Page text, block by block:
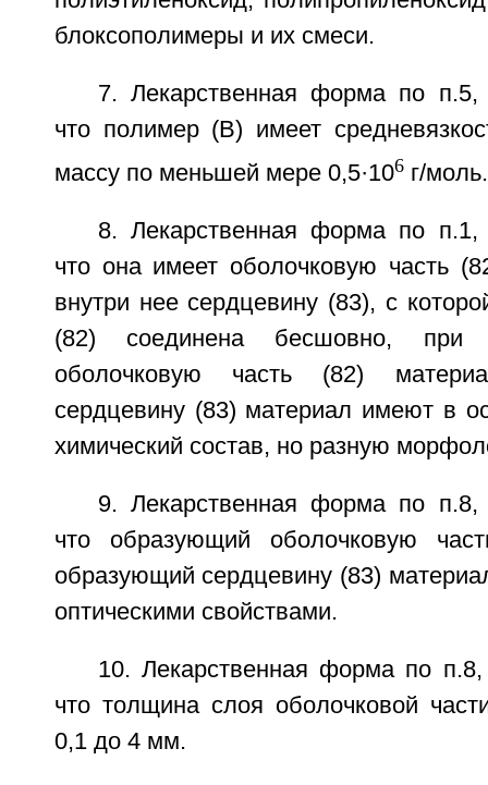
блоксополимеры и их смеси.
7. Лекарственная форма по
что полимер (В) имеет
массу по меньшей мере 0,5·106г/моль.
8. Лекарственная форма по
что она имеет оболочковую часть
внутри нее сердцевину (83), с
(82) соединена бесшовно, при
оболочковую часть (82)
сердцевину (83) материал имеют в
химический состав, но разную
9. Лекарственная форма по
что образующий оболочковую
образующий сердцевину (83)
оптическими свойствами.
10. Лекарственная форма по
что толщина слоя оболочковой
0,1 до 4 мм.